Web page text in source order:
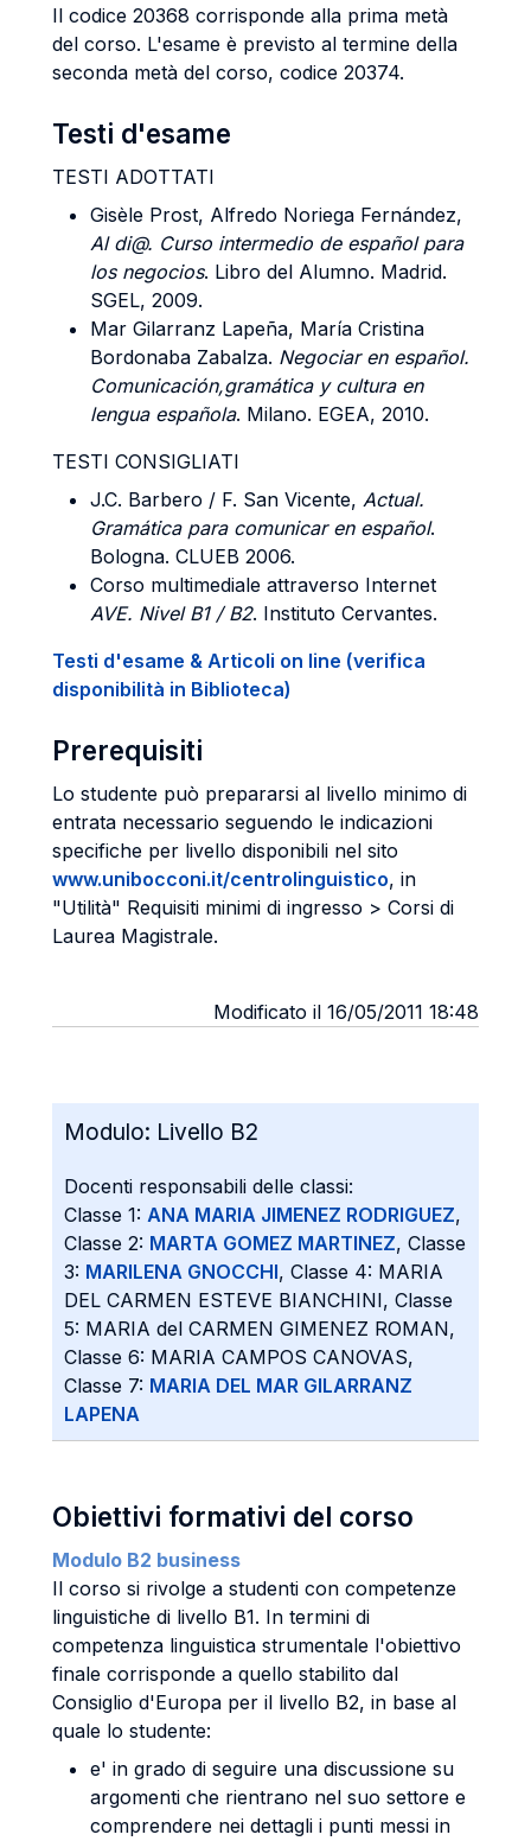
Il codice 20368 corrisponde alla prima metà
del corso. L'esame è previsto al termine della
seconda metà del corso, codice 20374.
Testi d'esame
TESTI ADOTTATI
Gisèle Prost, Alfredo Noriega Fernández,
Al di@. Curso intermedio de español para
los negocios. Libro del Alumno. Madrid.
SGEL, 2009.
Mar Gilarranz Lapeña, María Cristina
Bordonaba Zabalza. Negociar en español.
Comunicación,gramática y cultura en
lengua española. Milano. EGEA, 2010.
TESTI CONSIGLIATI
J.C. Barbero / F. San Vicente, Actual.
Gramática para comunicar en español.
Bologna. CLUEB 2006.
Corso multimediale attraverso Internet
AVE. Nivel B1 / B2. Instituto Cervantes.
Testi d'esame & Articoli on line (verifica
disponibilità in Biblioteca)
Prerequisiti
Lo studente può prepararsi al livello minimo di
entrata necessario seguendo le indicazioni
specifiche per livello disponibili nel sito
www.unibocconi.it/centrolinguistico, in
"Utilità" Requisiti minimi di ingresso > Corsi di
Laurea Magistrale.
Modificato il 16/05/2011 18:48
Modulo: Livello B2
Docenti responsabili delle classi:
Classe 1: ANA MARIA JIMENEZ RODRIGUEZ,
Classe 2: MARTA GOMEZ MARTINEZ, Classe
3: MARILENA GNOCCHI, Classe 4: MARIA
DEL CARMEN ESTEVE BIANCHINI, Classe
5: MARIA del CARMEN GIMENEZ ROMAN,
Classe 6: MARIA CAMPOS CANOVAS,
Classe 7: MARIA DEL MAR GILARRANZ
LAPENA
Obiettivi formativi del corso
Modulo B2 business
Il corso si rivolge a studenti con competenze
linguistiche di livello B1. In termini di
competenza linguistica strumentale l'obiettivo
finale corrisponde a quello stabilito dal
Consiglio d'Europa per il livello B2, in base al
quale lo studente:
e' in grado di seguire una discussione su
argomenti che rientrano nel suo settore e
comprendere nei dettagli i punti messi in